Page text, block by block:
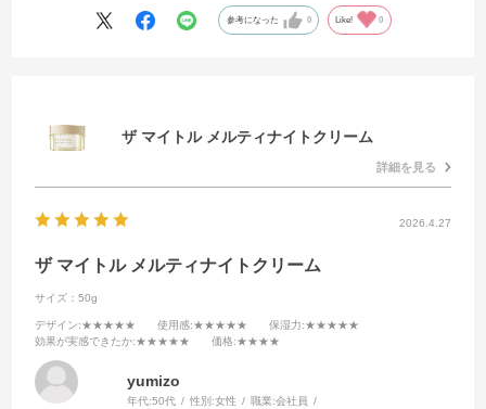
参考になった 0 Like! 0
ザ マイトル メルティナイトクリーム
詳細を見る
2026.4.27
ザ マイトル メルティナイトクリーム
サイズ：50g
デザイン:★★★★★ 使用感:★★★★★ 保湿力:★★★★★
効果が実感できたか:★★★★★ 価格:★★★★
yumizo
年代:50代 性別:女性 職業:会社員